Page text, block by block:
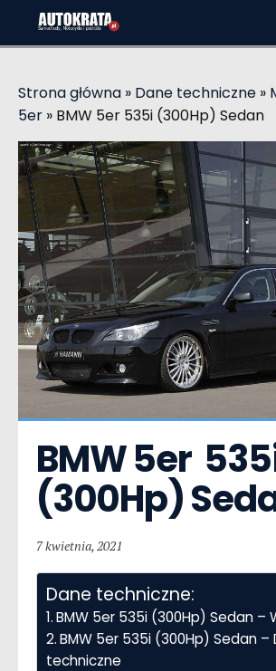
Strona główna » Dane techniczne »
5er » BMW 5er 535i (300Hp) Sedan
BMW 5er
(300Hp)
7 kwietnia, 2021
Dane techniczne:
BMW 5er 535i (300Hp) Sedan –
BMW 5er 535i (300Hp) Sedan –
techniczne